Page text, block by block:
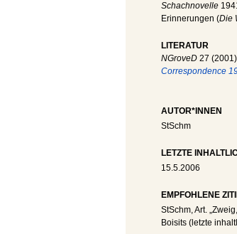
Schachnovelle
Erinnerungen (Die
LITERATUR
NGroveD 27
Correspondence
AUTOR*INNEN
StSchm
LETZTE
15.5.2006
EMPFOHLENE
StSchm, Art.
Boisits (letzte